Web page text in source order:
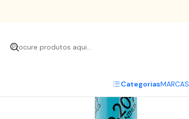
CategoriasMARCAS